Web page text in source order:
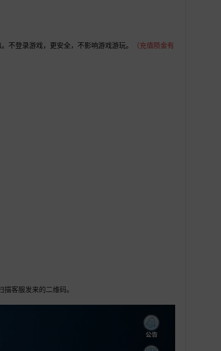
不登录游戏，更安全，不影响游戏游玩。 （充值陨金有
客服发来的二维码。